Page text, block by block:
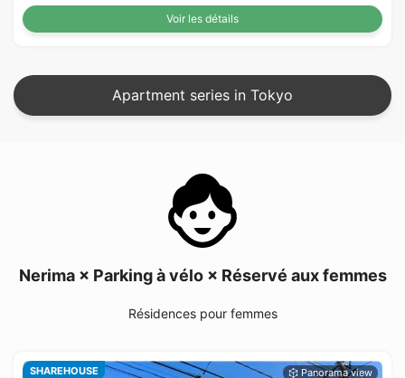
Voir les détails
Apartment series in Tokyo
Nerima × Parking à vélo × Réservé aux femmes
Résidences pour femmes
SHAREHOUSE